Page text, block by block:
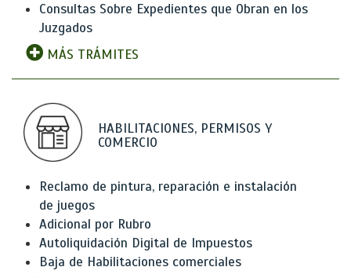
Consultas Sobre Expedientes que Obran en los
Juzgados
MÁS TRÁMITES
HABILITACIONES, PERMISOS Y
COMERCIO
Reclamo de pintura, reparación e instalación
de juegos
Adicional por Rubro
Autoliquidación Digital de Impuestos
Baja de Habilitaciones comerciales